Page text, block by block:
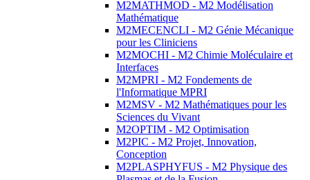
M2MATHMOD - M2 Modélisation
Mathématique
M2MECENCLI - M2 Génie Mécanique
pour les Cliniciens
M2MOCHI - M2 Chimie Moléculaire et
Interfaces
M2MPRI - M2 Fondements de
l'Informatique MPRI
M2MSV - M2 Mathématiques pour les
Sciences du Vivant
M2OPTIM - M2 Optimisation
M2PIC - M2 Projet, Innovation,
Conception
M2PLASPHYFUS - M2 Physique des